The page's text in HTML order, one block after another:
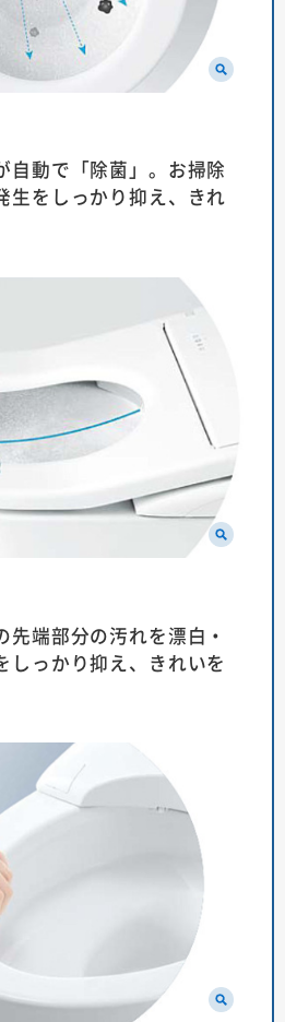
自動で「除菌」。お掃除
生をしっかり抑え、きれ
先端部分の汚れを漂白・
しっかり抑え、きれいを